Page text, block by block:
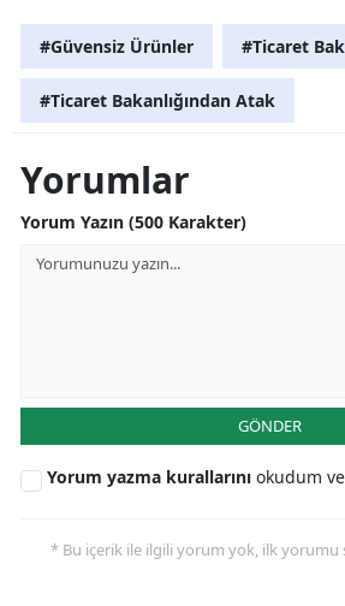
#Güvensiz Ürünler #Ticaret
#Ticaret Bakanlığından Atak
Yorumlar
Yorum Yazın (500 Karakter)
GÖNDER
Yorum yazma kurallarını okudum
* Bu içerik ile ilgili yorum yok, ilk yorumu